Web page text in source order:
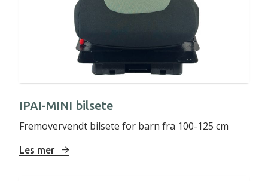
IPAI-MINI bilsete
Fremovervendt bilsete for barn fra 100-125 cm
Les mer